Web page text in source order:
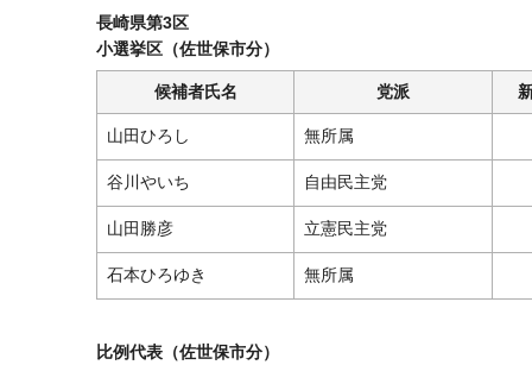
長崎県第3区
小選挙区（佐世保市分）
候補者氏名 党派
山田ひろし 無所属
谷川やいち 自由民主党
山田勝彦 立憲民主党
石本ひろゆき 無所属
比例代表（佐世保市分）